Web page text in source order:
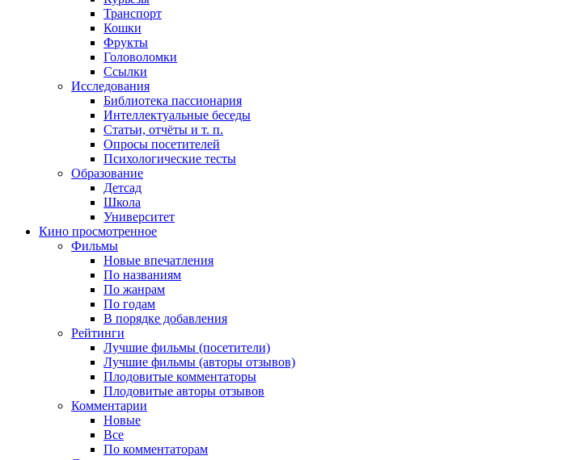
Транспорт
Кошки
Фрукты
Головоломки
Ссылки
Исследования
Библиотека пассионария
Интеллектуальные беседы
Статьи, отчёты и т. п.
Опросы посетителей
Психологические тесты
Образование
Детсад
Школа
Университет
Кино просмотренное
Фильмы
Новые впечатления
По названиям
По жанрам
По годам
В порядке добавления
Рейтинги
Лучшие фильмы (посетители)
Лучшие фильмы (авторы отзывов)
Плодовитые комментаторы
Плодовитые авторы отзывов
Комментарии
Новые
Все
По комментаторам